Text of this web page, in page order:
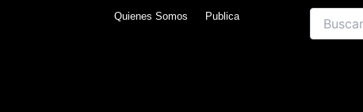
Quienes Somos Publica